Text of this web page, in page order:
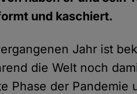
und kaschiert.
Jahr ist
die Welt noch
Phase der Pandemie